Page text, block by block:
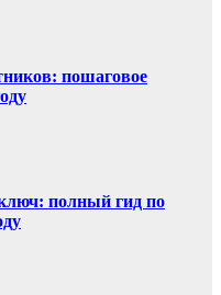
пошаговое
полный гид по